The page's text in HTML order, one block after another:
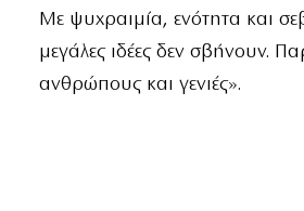
Με ψυχραιμία, ενότητα και
μεγάλες ιδέες δεν σβήνουν.
ανθρώπους και γενιές».